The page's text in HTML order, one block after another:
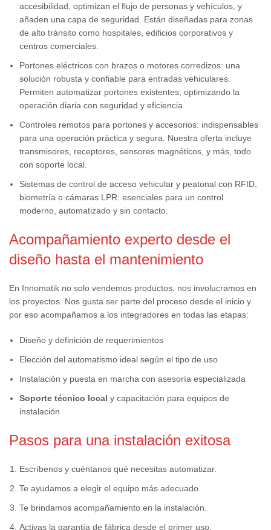
accesibilidad, optimizan el flujo de personas y vehículos, y
añaden una capa de seguridad. Están diseñadas para zonas
de alto tránsito como hospitales, edificios corporativos y
centros comerciales.
Portones eléctricos con brazos o motores corredizos: una
solución robusta y confiable para entradas vehiculares.
Permiten automatizar portones existentes, optimizando la
operación diaria con seguridad y eficiencia.
Controles remotos para portones y accesorios: indispensables
para una operación práctica y segura. Nuestra oferta incluye
transmisores, receptores, sensores magnéticos, y más, todo
con soporte local.
Sistemas de control de acceso vehicular y peatonal con RFID,
biometría o cámaras LPR: esenciales para un control
moderno, automatizado y sin contacto.
Acompañamiento experto desde el
diseño hasta el mantenimiento
En Innomatik no solo vendemos productos, nos involucramos en
los proyectos. Nos gusta ser parte del proceso desde el inicio y
por eso acompañamos a los integradores en todas las etapas:
Diseño y definición de requerimientos
Elección del automatismo ideal según el tipo de uso
Instalación y puesta en marcha con asesoría especializada
Soporte técnico local y capacitación para equipos de
instalación
Pasos para una instalación exitosa
Escríbenos y cuéntanos qué necesitas automatizar.
Te ayudamos a elegir el equipo más adecuado.
Te brindamos acompañamiento en la instalación.
Activas la garantía de fábrica desde el primer uso.